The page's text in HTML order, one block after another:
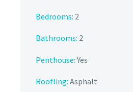
Bedrooms: 2
Bathrooms: 2
Penthouse:Yes
Roofling: Asphalt